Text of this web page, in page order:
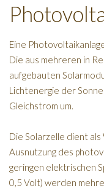
Eine
Die aus mehreren in
aufgebauten
Lichtenergie der
Gleichstrom um.
Die Solarzelle dient
Ausnutzung des
geringen elektrischen
0,5 Volt) werden